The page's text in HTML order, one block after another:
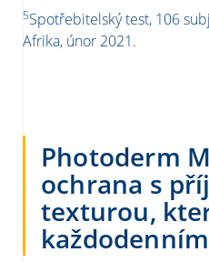
5Spotřebitelský test, 106
Afrika, únor 2021.
Photoderm
ochrana s
texturou,